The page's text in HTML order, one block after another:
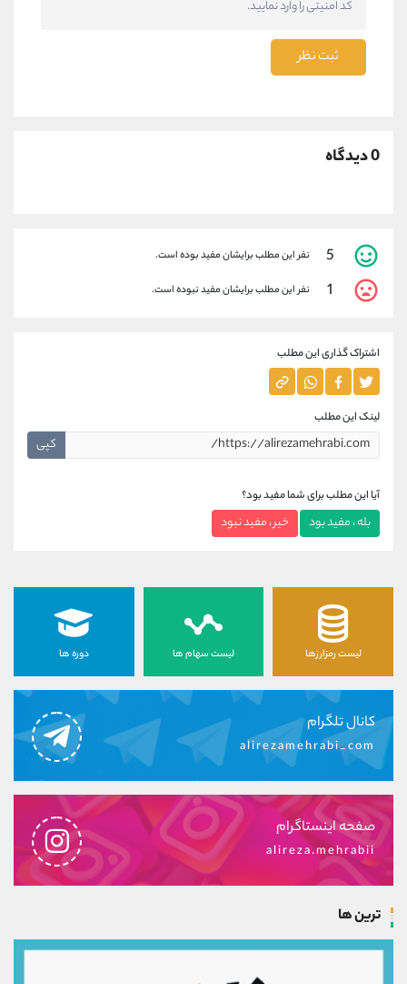
ثبت نظر
0 دیدگاه
5 نفر این مطلب برایشان مفید بوده است.
1 نفر این مطلب برایشان مفید نبوده است.
اشتراک گذاری این مطلب
لینک این مطلب
کپی
آیا این مطلب برای شما مفید بود؟
بله ، مفید بود خیر ، مفید نبود
لیست رمزارزها لیست سهام ها دوره ها
کانال تلگرام
alirezamehrabi_com
صفحه اینستاگرام
alireza.mehrabii
ترین ها